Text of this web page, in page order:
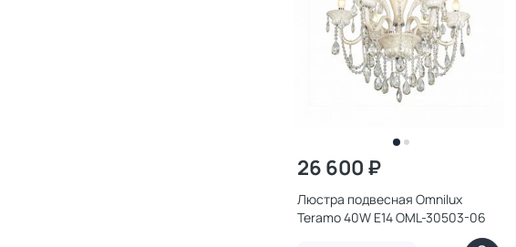
26 600 ₽
Люстра подвесная Omnilux
Teramo 40W E14 OML-30503-06